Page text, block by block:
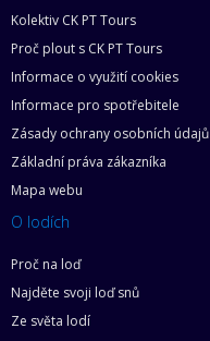
Kolektiv CK PT Tours
Proč plout s CK PT Tours
Informace o využití cookies
Informace pro spotřebitele
Zásady ochrany osobních údajů
Základní práva zákazníka
Mapa webu
O lodích
Proč na loď
Najděte svoji loď snů
Ze světa lodí